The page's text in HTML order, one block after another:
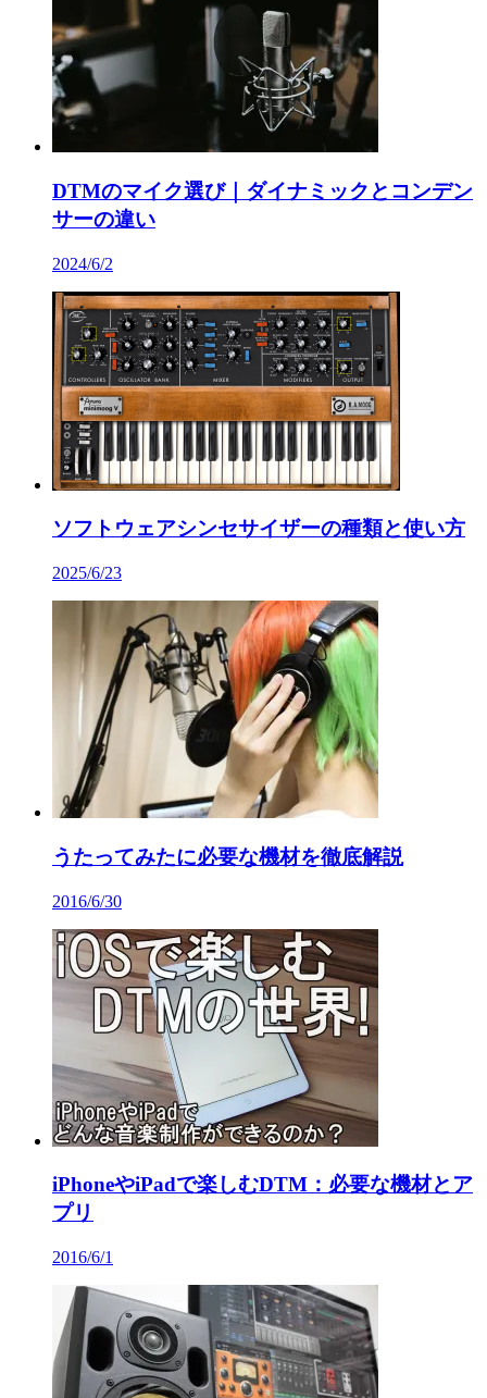
DTMのマイク選び｜ダイナミックとコンデン
サーの違い
2024/6/2
ソフトウェアシンセサイザーの種類と使い方
2025/6/23
うたってみたに必要な機材を徹底解説
2016/6/30
iPhoneやiPadで楽しむDTM：必要な機材とア
プリ
2016/6/1